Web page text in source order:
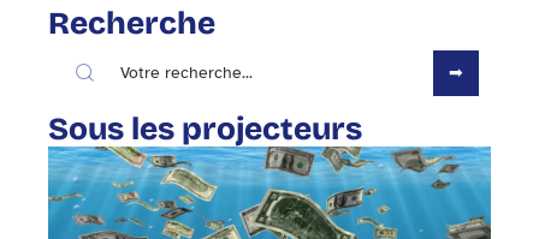
Recherche
Sous les projecteurs